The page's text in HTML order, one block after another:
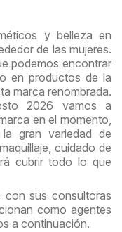
y belleza en
de las mujeres.
podemos encontrar
en productos de la
marca renombrada.
2026 vamos a
en el momento,
gran variedad de
cuidado de
cubrir todo lo que
sus consultoras
como agentes
a continuación.